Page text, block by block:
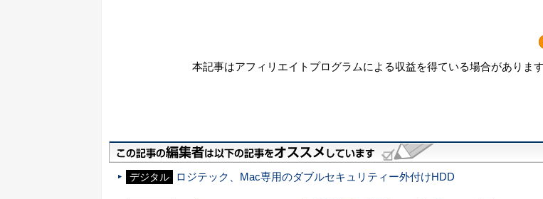
本記事はアフィリエイトプログラムによる収益を得ている場合があります
デジタル ロジテック、Mac専用のダブルセキュリティー外付けHDD